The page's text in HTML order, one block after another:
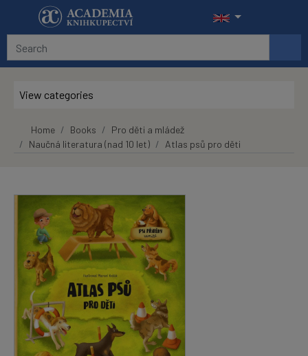
Skip to main content
View categories
Home Books
Pro děti a mládež
Naučná literatura (nad 10 let)
Atlas psů pro děti